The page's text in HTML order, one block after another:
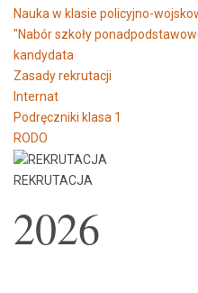
Nauka w klasie policyjno-
"Nabór szkoły
kandydata
Zasady rekrutacji
Internat
Podręczniki klasa 1
RODO
REKRUTACJA
2026